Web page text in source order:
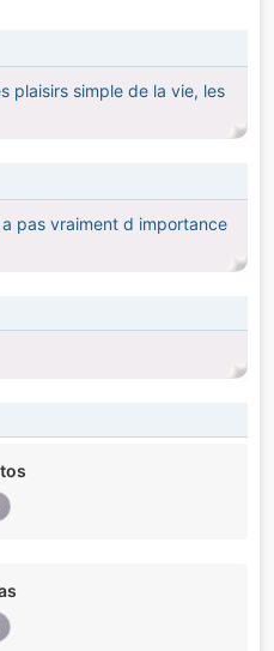
plaisirs simple de la vie, les
pas vraiment d importance